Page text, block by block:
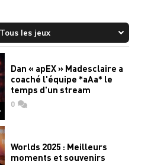
Dan « apEX » Madesclaire a
coaché l'équipe *aAa* le
temps d'un stream
0commentaires
Worlds 2025 : Meilleurs
moments et souvenirs